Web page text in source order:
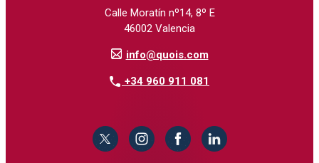
Calle Moratín nº14, 8º E
46002 Valencia
info@quois.com
+34 960 911 081